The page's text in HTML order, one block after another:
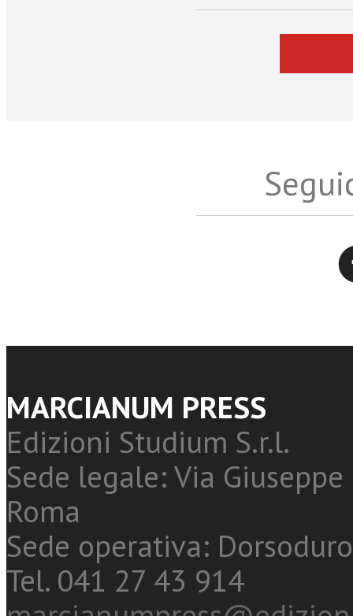
MARCIANUM PRESS
Edizioni Studium S.r.l.
Sede legale: Via
Roma
Sede operativa:
Tel. 041 27 43 914